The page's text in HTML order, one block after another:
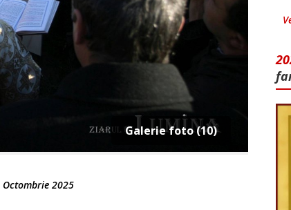
Galerie foto (10)
Octombrie 2025